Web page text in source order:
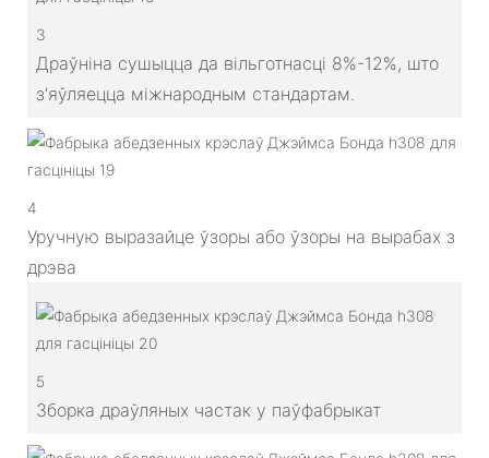
3
Драўніна сушыцца да вільготнасці 8%-12%, што
з'яўляецца міжнародным стандартам.
4
Уручную выразайце ўзоры або ўзоры на вырабах з
дрэва
5
Зборка драўляных частак у паўфабрыкат